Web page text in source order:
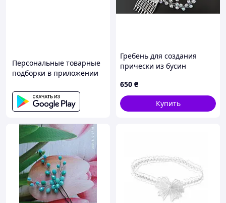
Персональные товарные
подборки в приложении
Гребень для создания
прически из бусин
650 ₴
Купить